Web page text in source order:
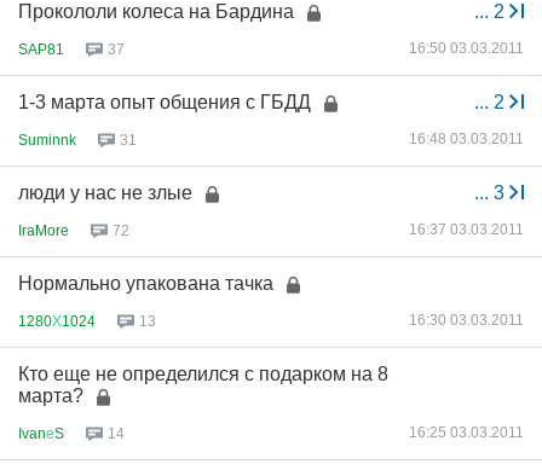
... 2
Прокололи колеса на Бардина
SAP81 37 16:50 03.03.2011
... 2
1-3 марта опыт общения с ГБДД
Suminnk 31 16:48 03.03.2011
... 3
люди у нас не злые
IraMore 72 16:37 03.03.2011
Нормально упакована тачка
1280Х1024 13 16:30 03.03.2011
Кто еще не определился с подарком на 8
марта?
IvanеS 14 16:25 03.03.2011